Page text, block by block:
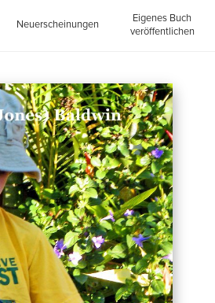
Neuerscheinungen
Eigenes Buch
veröffentlichen